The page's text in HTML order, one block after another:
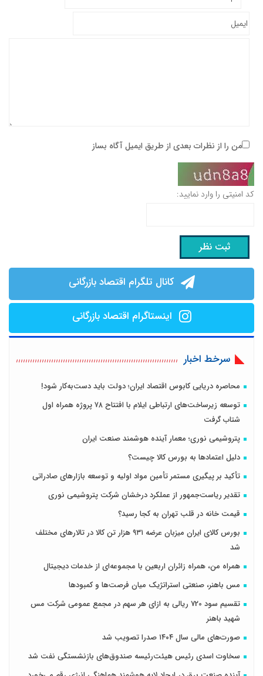
من را از نظرات بعدی از طریق ایمیل آگاه بساز
کد امنیتی را وارد نمایید:
کانال تلگرام اقتصاد بازرگانی
اینستاگرام اقتصاد بازرگانی
سرخط اخبار
محاصره دریایی کابوس اقتصاد ایران؛ دولت باید دست‌به‌کار شود!
توسعه زیرساخت‌های ارتباطی ایلام با افتتاح ۷۸ پروژه همراه اول
شتاب گرفت
پتروشیمی نوری؛ معمار آینده هوشمند صنعت ایران
دلیل اعتمادها به بورس کالا چیست؟
تأکید بر پیگیری مستمر تأمین مواد اولیه و توسعه بازارهای صادراتی
تقدیر ریاست‌جمهور از عملکرد درخشان شرکت پتروشیمی نوری
قیمت خانه در قلب تهران به کجا رسید؟
بورس کالای ایران میزبان عرضه ۹۳۱ هزار تن کالا در تالارهای مختلف
شد
همراه من، همراه زائران اربعین با مجموعه‌ای از خدمات دیجیتال
مس باهنر، صنعتی استراتژیک میان فرصت‌ها و کمبودها
تقسیم سود 720 ریالی به ازای هر سهم در مجمع عمومی شرکت مس
شهید باهنر
صورت‌های مالی سال ۱۴۰۴ صدرا تصویب شد
سخاوت اسدی رئیس هیئت‌رئیسه صندوق‌های بازنشستگی نفت شد